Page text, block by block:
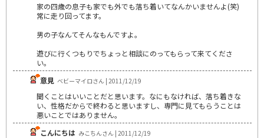
家の四歳の息子も家でも外でも落ち着いてなんかいませんよ(笑)
常に走り回ってます。
男の子なんてそんなもんですよ。
遊びに行くつもりでちょっと相談にのってもらって来てくださ
い。
意見 ベビーマイロさん | 2011/12/19
聞くことはいいことだと思います。なにもなければ、落ち着きな
い、性格だからで終わると思いますし、専門に見てもらうことは
悪いことではありません。
こんにちは みこちんさん | 2011/12/19